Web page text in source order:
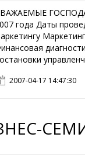
ГОСПОДА!
года Даты
2007-04-17 14:47:30